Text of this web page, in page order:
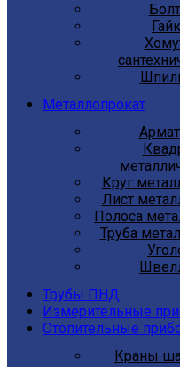
Металлопрокат
Круг
Лист
Полоса
Труба
Трубы ПНД
Измерительные
Отопительные
Краны